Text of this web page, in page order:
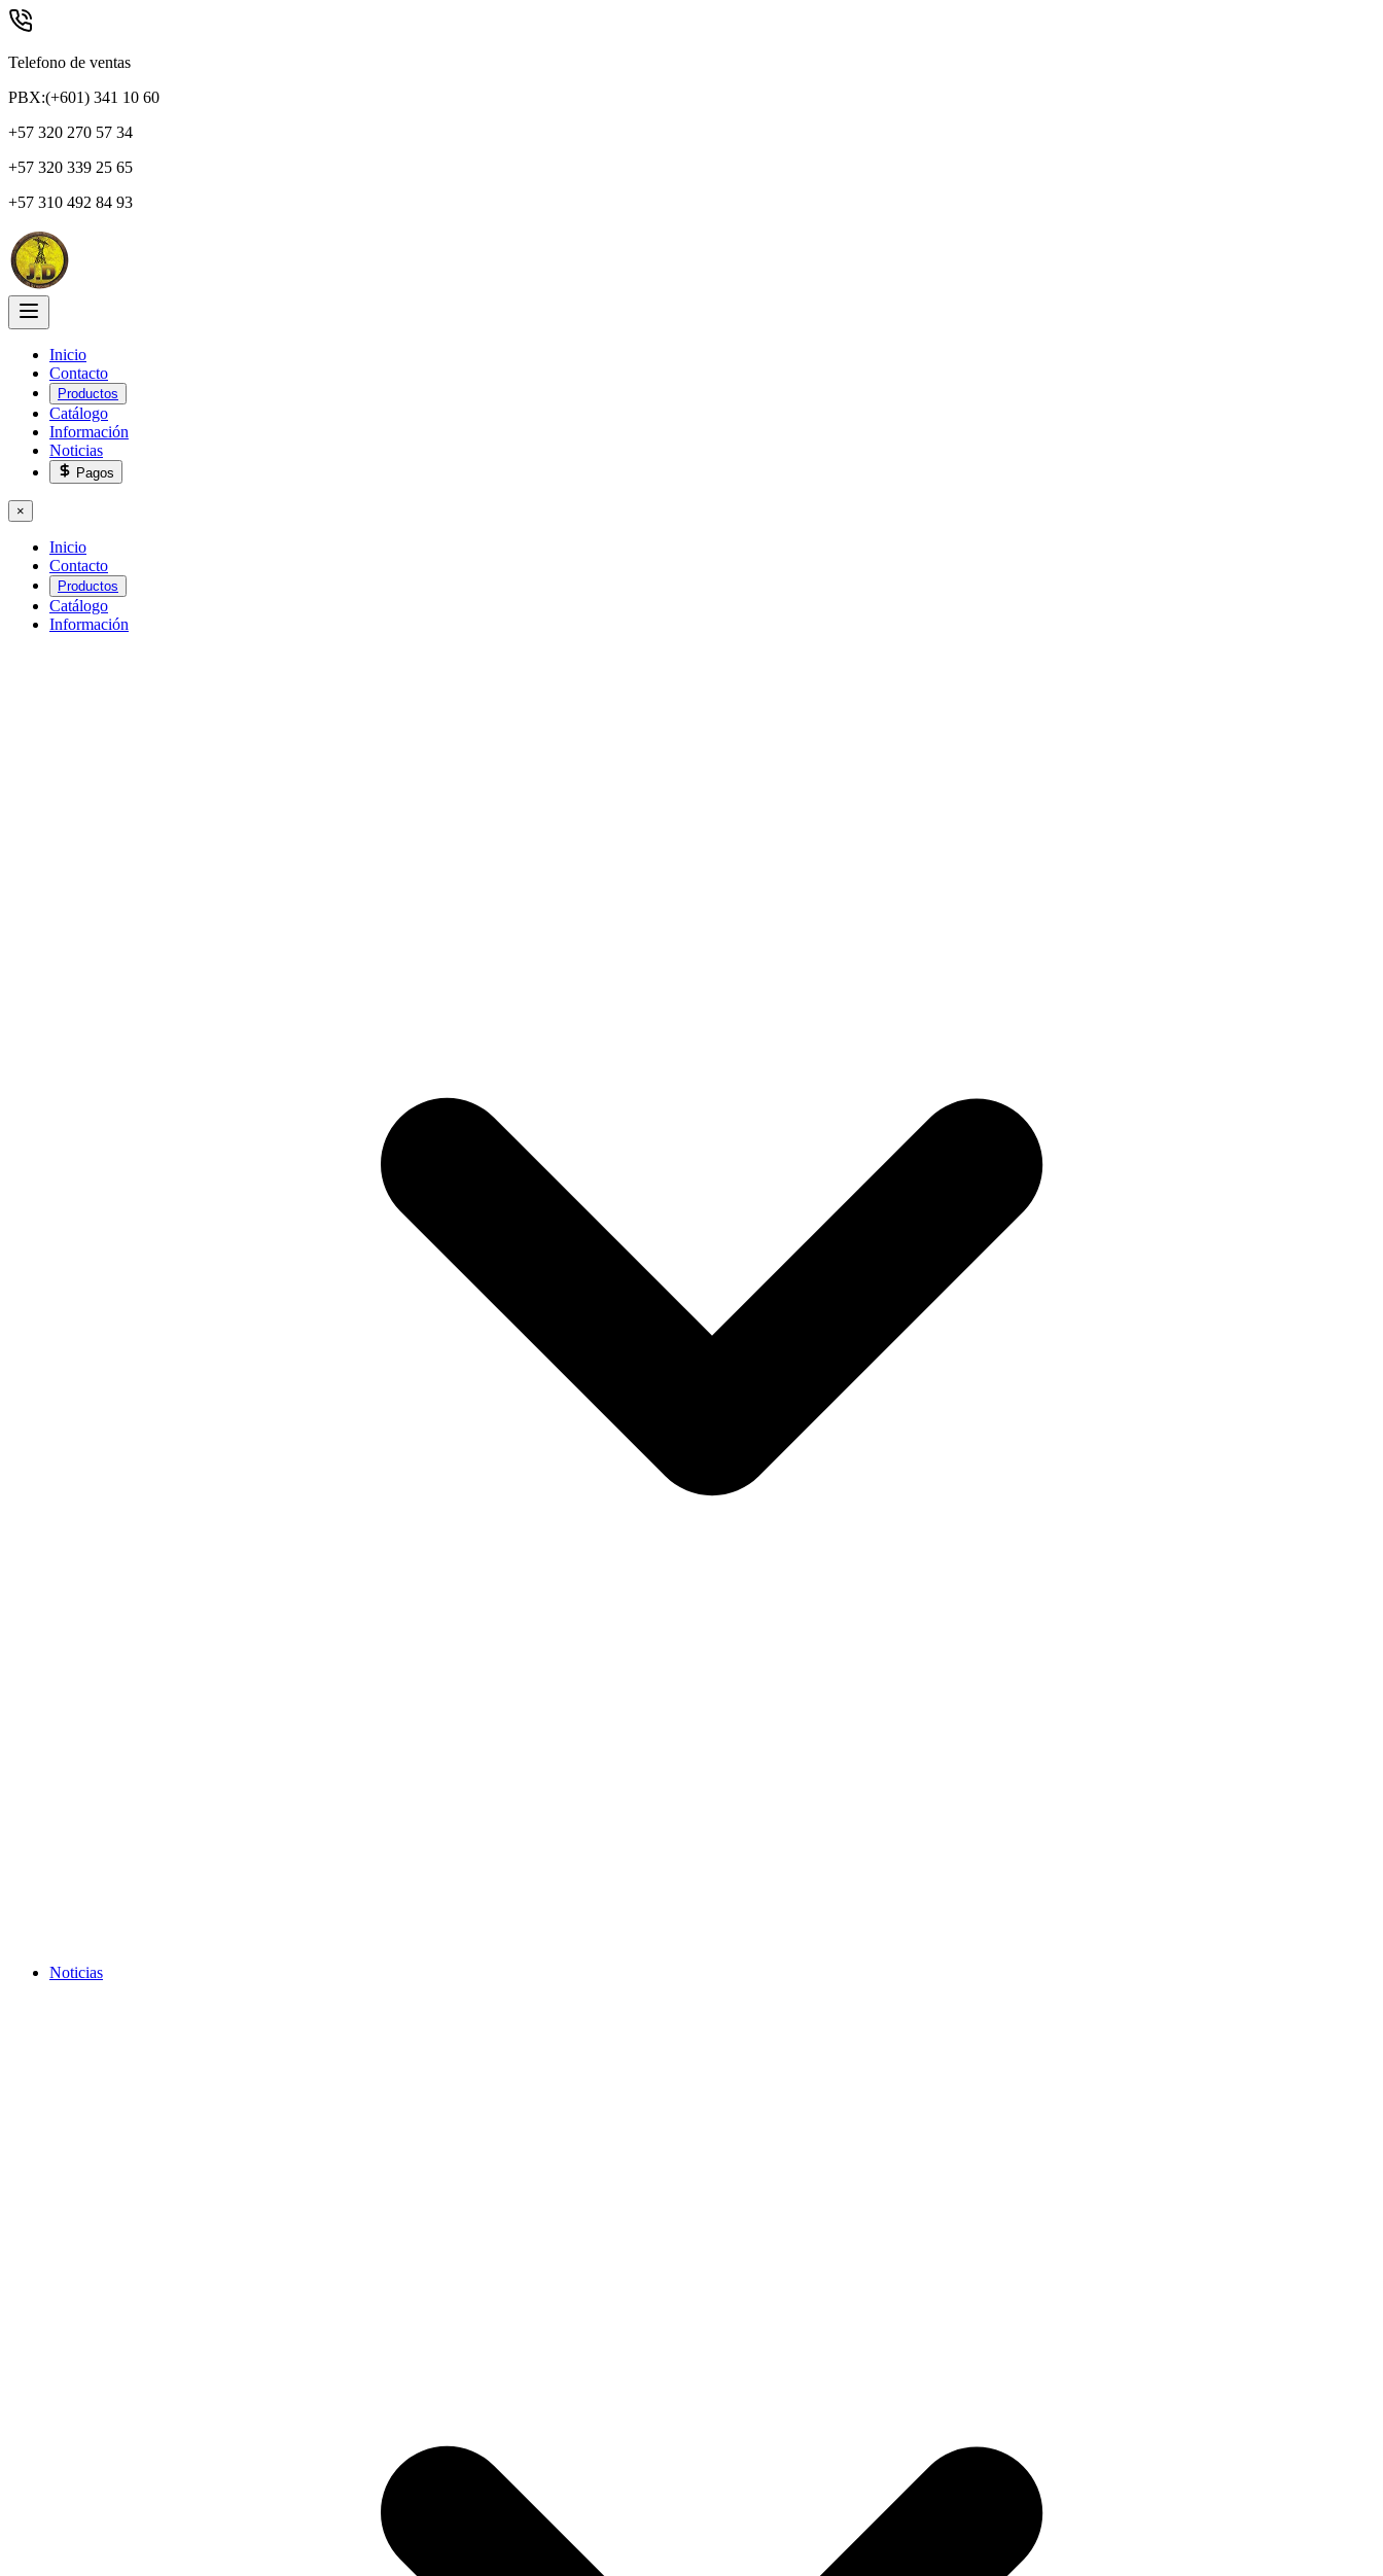
Telefono de ventas
PBX:(+601) 341 10 60
+57 320 270 57 34
+57 320 339 25 65
+57 310 492 84 93
Inicio
Contacto
Productos
Catálogo
Información
Noticias
Pagos
×
Inicio
Contacto
Productos
Catálogo
Información
Noticias